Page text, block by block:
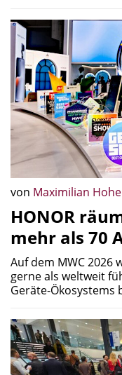
von Maximilian
HONOR
mehr als 70
Auf dem MWC 2026
gerne als weltweit
Geräte-Ökosystems